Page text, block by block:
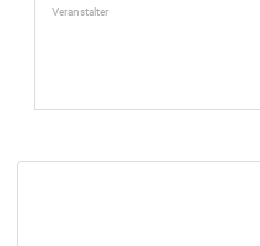
Veranstalter